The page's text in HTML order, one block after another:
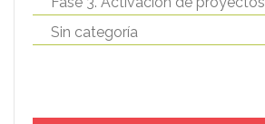
Sin categoría